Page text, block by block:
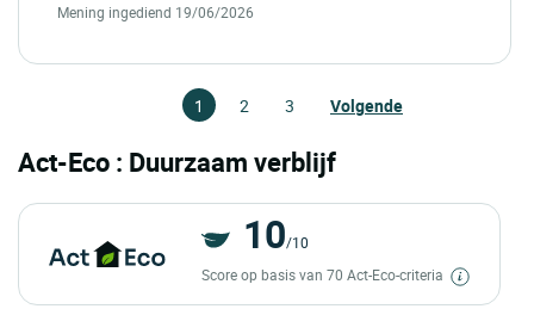
Mening ingediend 19/06/2026
1 2 3 Volgende
Act-Eco : Duurzaam verblijf
10/10
Score op basis van 70 Act-Eco-criteria